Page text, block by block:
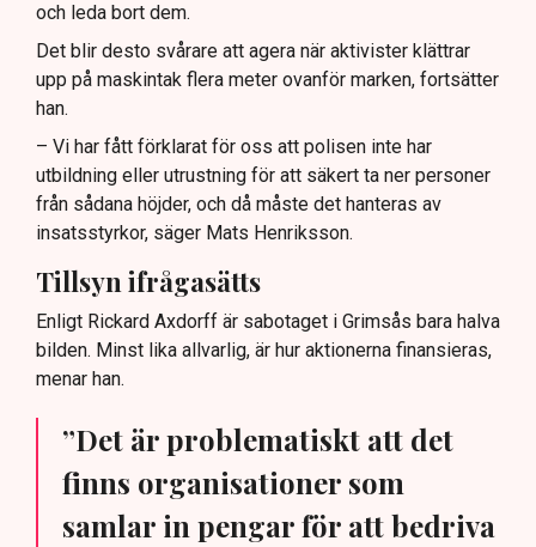
och leda bort dem.
Det blir desto svårare att agera när aktivister klättrar
upp på maskintak flera meter ovanför marken, fortsätter
han.
– Vi har fått förklarat för oss att polisen inte har
utbildning eller utrustning för att säkert ta ner personer
från sådana höjder, och då måste det hanteras av
insatsstyrkor, säger Mats Henriksson.
Tillsyn ifrågasätts
Enligt Rickard Axdorff är sabotaget i Grimsås bara halva
bilden. Minst lika allvarlig, är hur aktionerna finansieras,
menar han.
”Det är problematiskt att det
finns organisationer som
samlar in pengar för att bedriva